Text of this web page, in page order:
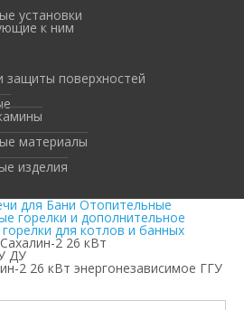
установки
к ним
поверхностей
материалы
изделия
для Бани Отопительные
горелки и дополнительное
для котлов и банных
2 26 кВт
ДУ
2 26 кВт энергонезависимое ГГУ